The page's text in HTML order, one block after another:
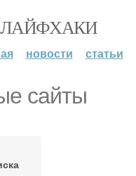
ЛАЙФХАКИ
новости статьи
сайты